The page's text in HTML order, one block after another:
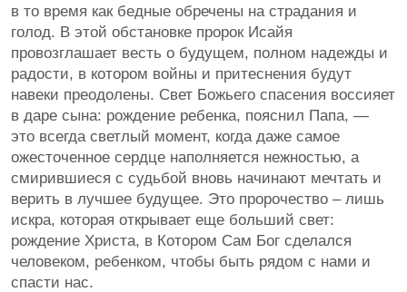
в то время как бедные обречены на страдания и
голод. В этой обстановке пророк Исайя
провозглашает весть о будущем, полном надежды и
радости, в котором войны и притеснения будут
навеки преодолены. Свет Божьего спасения воссияет
в даре сына: рождение ребенка, пояснил Папа, —
это всегда светлый момент, когда даже самое
ожесточенное сердце наполняется нежностью, а
смирившиеся с судьбой вновь начинают мечтать и
верить в лучшее будущее. Это пророчество – лишь
искра, которая открывает еще больший свет:
рождение Христа, в Котором Сам Бог сделался
человеком, ребенком, чтобы быть рядом с нами и
спасти нас.